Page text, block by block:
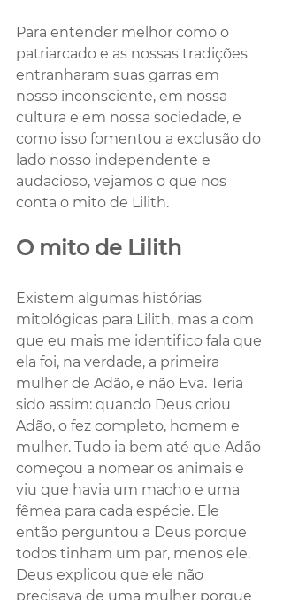
Para entender melhor como o
patriarcado e as nossas tradições
entranharam suas garras em
nosso inconsciente, em nossa
cultura e em nossa sociedade, e
como isso fomentou a exclusão do
lado nosso independente e
audacioso, vejamos o que nos
conta o mito de Lilith.
O mito de Lilith
Existem algumas histórias
mitológicas para Lilith, mas a com
que eu mais me identifico fala que
ela foi, na verdade, a primeira
mulher de Adão, e não Eva. Teria
sido assim: quando Deus criou
Adão, o fez completo, homem e
mulher. Tudo ia bem até que Adão
começou a nomear os animais e
viu que havia um macho e uma
fêmea para cada espécie. Ele
então perguntou a Deus porque
todos tinham um par, menos ele.
Deus explicou que ele não
precisava de uma mulher porque